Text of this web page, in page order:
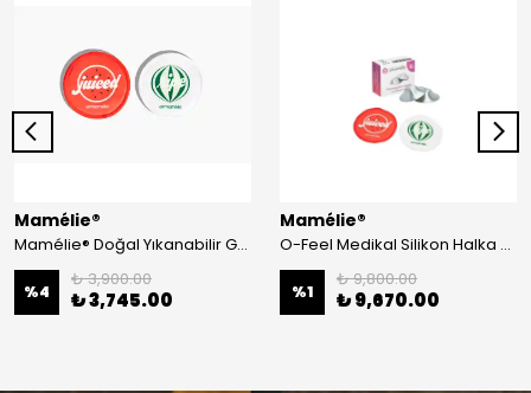
Mamélie®
Mamélie® Doğal Yıkanabilir Gece Parlayan Göğüs Pedi Bambu Doğal 8'li
%4
₺ 3,900.00
₺ 3,745.00
Mamélie®
O-Feel Medikal Silikon Halka + Silverette® Medium (XL)Gümüş Göğüs Ucu Koruma Kapakları+Mamélie® Doğal Yıkanabilir Göğüs Pedi Bambu Doğal 8'li
%1
₺ 9,800.00
₺ 9,670.00